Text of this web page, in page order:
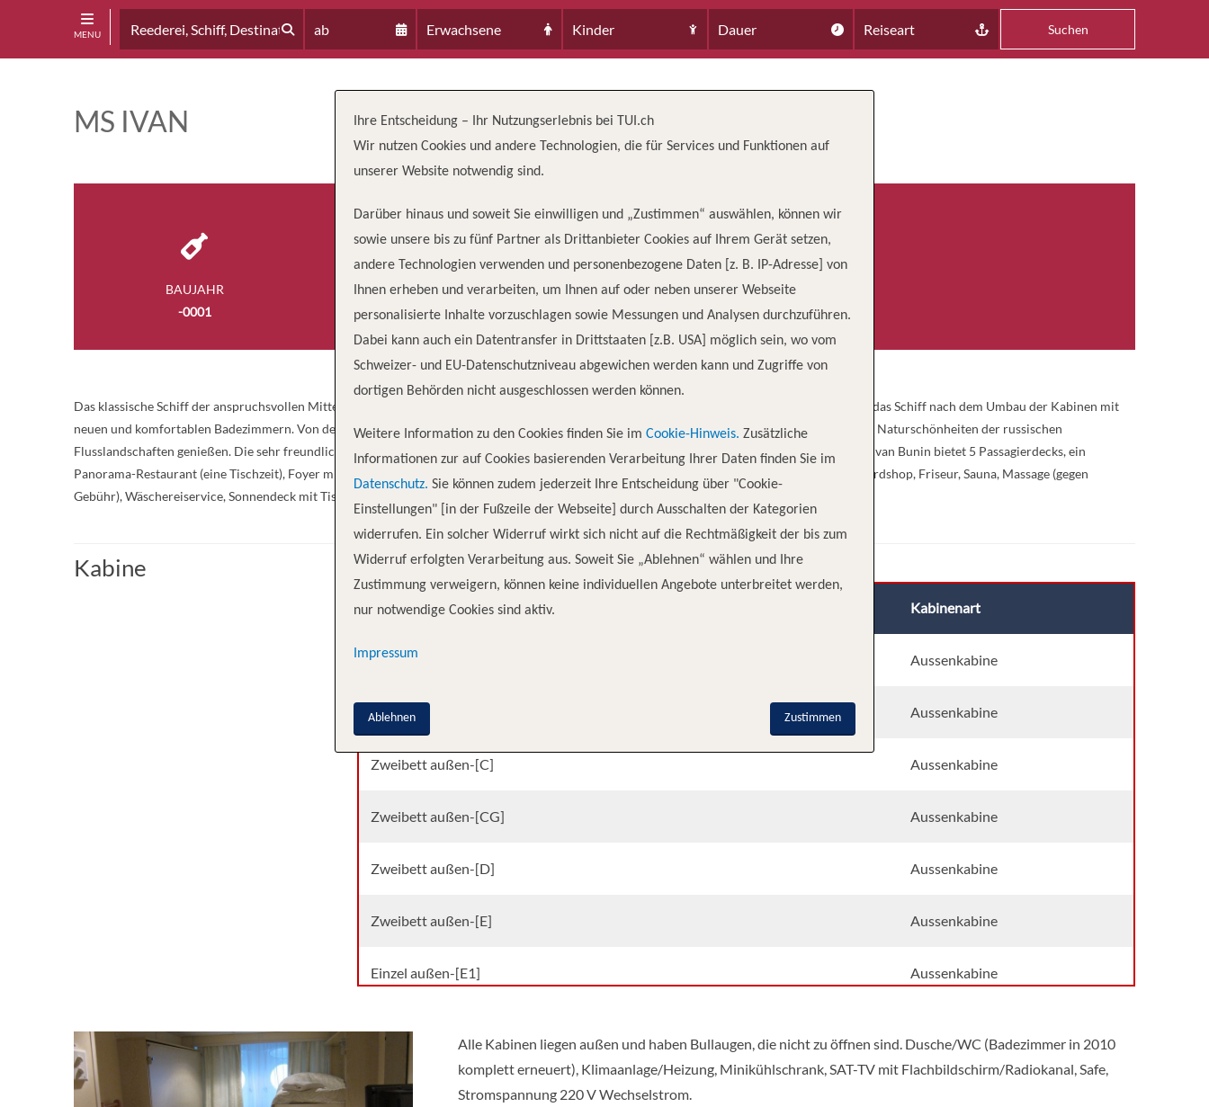
MENU ab Erwachsene Kinder Dauer Reiseart Suchen
MS IVAN
BAUJAHR
-0001
BESATZUNG
70
PASSAGIERE
210
Das klassische Schiff der anspruchsvollen Mittelklasse wurde 1989 in Deutschland gebaut und 2010 komplett renoviert. Besonderes Lob erhielt das Schiff nach dem Umbau der Kabinen mit
neuen und komfortablen Badezimmern. Von den großen Deckflächen und Außenpromenaden können Sie entspannt die Sehenswürdigkeiten und Naturschönheiten der russischen
Flusslandschaften genießen. Die sehr freundliche Servicecrew ist um Ihr Wohl bemüht und wird Sorge tragen, dass Sie sich heimisch fühlen. MS Ivan Bunin bietet 5 Passagierdecks, ein
Panorama-Restaurant (eine Tischzeit), Foyer mit Rezeption, Musik-Lounge, Aussichtssalon, Bars, Internet in der Panorama-Bar. Des Weiteren Bordshop, Friseur, Sauna, Massage (gegen
Gebühr), Wäschereiservice, Sonnendeck mit Tischen, Stühlen und Liegen, Außenpromenade, Schiffsarzt/Ambulanz.
Kabine
Kabinenkategorie Kabinenart
Vierbett außen-[A] Aussenkabine
Dreibett außen-[B] Aussenkabine
Zweibett außen-[C] Aussenkabine
Zweibett außen-[CG] Aussenkabine
Zweibett außen-[D] Aussenkabine
Zweibett außen-[E] Aussenkabine
Einzel außen-[E1] Aussenkabine
Zweibett außen-[G] Aussenkabine
Alle Kabinen liegen außen und haben Bullaugen, die nicht zu öffnen sind. Dusche/WC (Badezimmer in 2010
komplett erneuert), Klimaanlage/Heizung, Minikühlschrank, SAT-TV mit Flachbildschirm/Radiokanal, Safe,
Stromspannung 220 V Wechselstrom.
Ihre Entscheidung – Ihr Nutzungserlebnis bei TUI.ch
Wir nutzen Cookies und andere Technologien, die für Services und Funktionen auf
unserer Website notwendig sind.
Darüber hinaus und soweit Sie einwilligen und „Zustimmen“ auswählen, können wir
sowie unsere bis zu fünf Partner als Drittanbieter Cookies auf Ihrem Gerät setzen,
andere Technologien verwenden und personenbezogene Daten [z. B. IP-Adresse] von
Ihnen erheben und verarbeiten, um Ihnen auf oder neben unserer Webseite
personalisierte Inhalte vorzuschlagen sowie Messungen und Analysen durchzuführen.
Dabei kann auch ein Datentransfer in Drittstaaten [z.B. USA] möglich sein, wo vom
Schweizer- und EU-Datenschutzniveau abgewichen werden kann und Zugriffe von
dortigen Behörden nicht ausgeschlossen werden können.
Weitere Information zu den Cookies finden Sie im Cookie-Hinweis. Zusätzliche
Informationen zur auf Cookies basierenden Verarbeitung Ihrer Daten finden Sie im
Datenschutz. Sie können zudem jederzeit Ihre Entscheidung über "Cookie-
Einstellungen" [in der Fußzeile der Webseite] durch Ausschalten der Kategorien
widerrufen. Ein solcher Widerruf wirkt sich nicht auf die Rechtmäßigkeit der bis zum
Widerruf erfolgten Verarbeitung aus. Soweit Sie „Ablehnen“ wählen und Ihre
Zustimmung verweigern, können keine individuellen Angebote unterbreitet werden,
nur notwendige Cookies sind aktiv.
Impressum
Zustimmen
Ablehnen